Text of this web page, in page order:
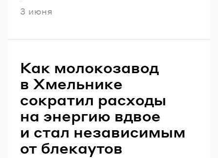
Опубликовано
3 июня
Как молокозавод
в Хмельнике
сократил расходы
на энергию вдвое
и стал независимым
от блекаутов